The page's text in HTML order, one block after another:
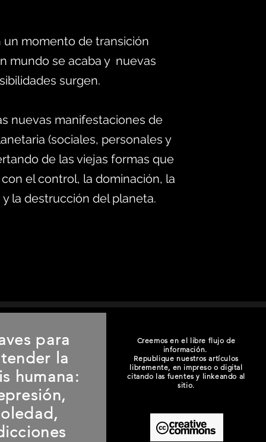
un momento de transición
mundo se acaba y nuevas
surgen.
nuevas manifestaciones de
(sociales, personales y
de las viejas formas que
el control, la dominación, la
la destrucción del planeta.
para
la
humana:
Creemos en el libre flujo de
información.
Republique nuestros artículos
libremente, en impreso o digital
citando las fuentes y linkeando al
sitio.